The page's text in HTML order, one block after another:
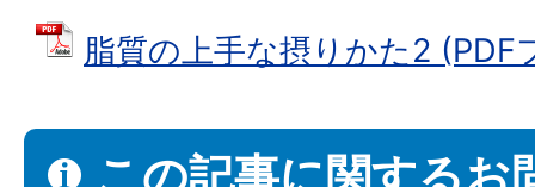
脂質の上手な摂りかた2 (PDF
この記事に関するお